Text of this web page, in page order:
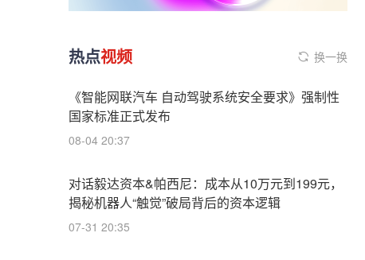
热点视频 换一换
《智能网联汽车 自动驾驶系统安全要求》强制性
国家标准正式发布
08-04 20:37
对话毅达资本&帕西尼：成本从10万元到199元，
揭秘机器人“触觉”破局背后的资本逻辑
07-31 20:35